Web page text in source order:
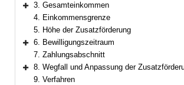
Bereich erweitern
3. Gesamteinkommen
4. Einkommensgrenze
5. Höhe der Zusatzförderung
Bereich erweitern
6. Bewilligungszeitraum
7. Zahlungsabschnitt
Bereich erweitern
8. Wegfall und Anpassung der
9. Verfahren